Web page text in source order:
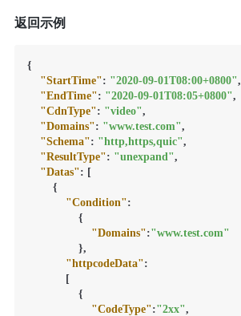
返回示例
{
"StartTime": "2020-09-01T08:00+0800",
"EndTime": "2020-09-01T08:05+0800",
"CdnType": "video",
"Domains": "www.test.com",
"Schema": "http,https,quic",
"ResultType": "unexpand",
"Datas": [
{
"Condition":
{
"Domains":"www.test.com"
},
"httpcodeData":
[
{
"CodeType":"2xx",